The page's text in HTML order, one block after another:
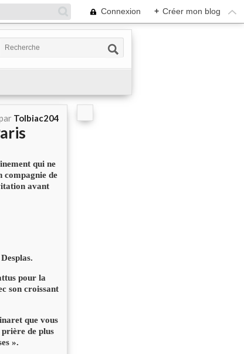
Connexion + Créer mon blog
Tolbiac204
qui ne
compagnie de
avant
pour la
son croissant
que vous
de plus
».